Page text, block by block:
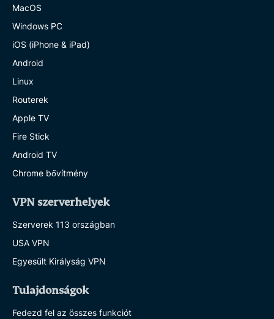
MacOS
Windows PC
iOS (iPhone & iPad)
Android
Linux
Routerek
Apple TV
Fire Stick
Android TV
Chrome bővítmény
VPN szerverhelyek
Szerverek 113 országban
USA VPN
Egyesült Királyság VPN
Tulajdonságok
Fedezd fel az összes funkciót